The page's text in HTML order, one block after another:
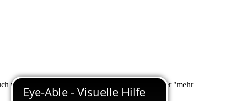
über "Suche" nach Ihrem Anliegen suchen. Unter "mehr